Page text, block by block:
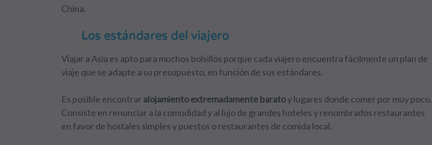
China.
Los estándares del viajero
Viajar a Asia es apto para muchos bolsillos porque cada viajero encuentra fácilmente un plan de
viaje que se adapte a su presupuesto, en función de sus estándares.
Es posible encontraralojamiento extremadamente baratoy lugares donde comer por muy poco.
Consiste en renunciar a la comodidad y al lujo de grandes hoteles y renombrados restaurantes
en favor de hostales simples y puestos o restaurantes de comida local.